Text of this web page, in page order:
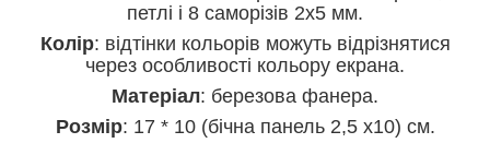
петлі і 8 саморізів 2х5 мм.
Колір: відтінки кольорів можуть відрізнятися
через особливості кольору екрана.
Матеріал: березова фанера.
Розмір: 17 * 10 (бічна панель 2,5 х10) см.